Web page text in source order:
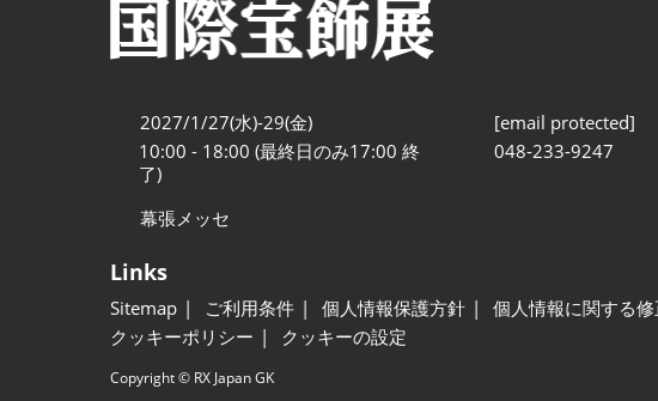
2027/1/27(水)-29(金)
10:00 - 18:00 (最終日のみ17:00 終
了)
幕張メッセ
[email protected]
048-233-9247
Links
Sitemap ご利用条件 個人情報保護方針 個人情報に関する
クッキーポリシー
クッキーの設定
Copyright © RX Japan GK